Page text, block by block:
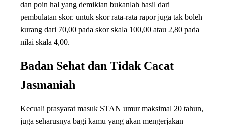
dan poin hal yang demikian bukanlah hasil dari
pembulatan skor. untuk skor rata-rata rapor juga tak boleh
kurang dari 70,00 pada skor skala 100,00 atau 2,80 pada
nilai skala 4,00.
Badan Sehat dan Tidak Cacat
Jasmaniah
Kecuali prasyarat masuk STAN umur maksimal 20 tahun,
juga seharusnya bagi kamu yang akan mengerjakan